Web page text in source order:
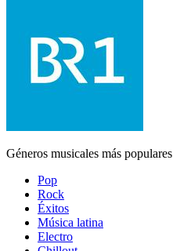
Géneros musicales más populares
Pop
Rock
Éxitos
Música latina
Electro